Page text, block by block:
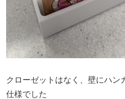
クローゼットはなく、壁にハン
仕様でした